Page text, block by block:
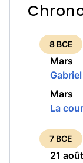
8 BCE
Mars
Mars
La
7 BCE
21 août